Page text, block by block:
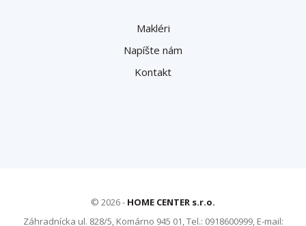
Makléri
Napíšte nám
Kontakt
© 2026 - HOME CENTER s.r.o.
Záhradnícka ul. 828/5, Komárno 945 01, Tel.: 0918600999, E-mail: